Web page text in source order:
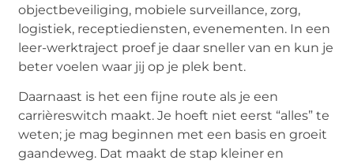
objectbeveiliging, mobiele surveillance, zorg,
logistiek, receptiediensten, evenementen. In een
leer-werktraject proef je daar sneller van en kun je
beter voelen waar jij op je plek bent.
Daarnaast is het een fijne route als je een
carrièreswitch maakt. Je hoeft niet eerst “alles” te
weten; je mag beginnen met een basis en groeit
gaandeweg. Dat maakt de stap kleiner en